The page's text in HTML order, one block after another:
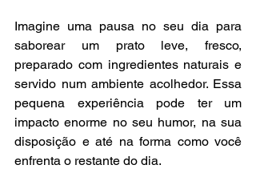
Imagine uma pausa no seu dia para
saborear um prato leve, fresco,
preparado com ingredientes naturais e
servido num ambiente acolhedor. Essa
pequena experiência pode ter um
impacto enorme no seu humor, na sua
disposição e até na forma como você
enfrenta o restante do dia.